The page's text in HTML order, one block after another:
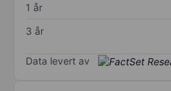
1 år
3 år
Data levert av